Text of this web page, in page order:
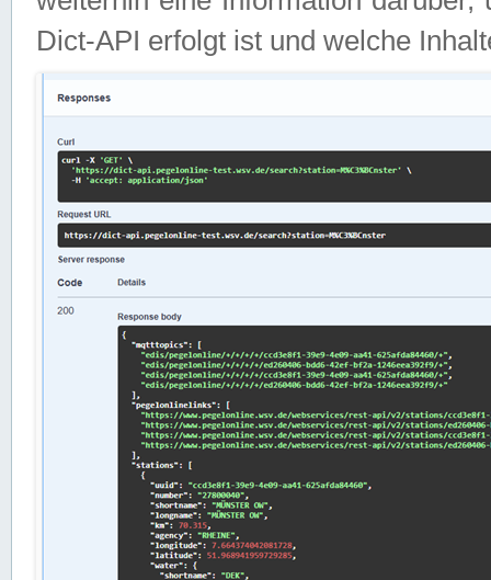
Dict-API erfolgt ist und welche